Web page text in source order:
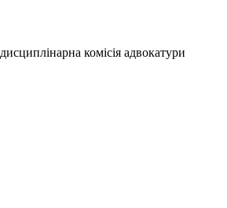
комісія адвокатури